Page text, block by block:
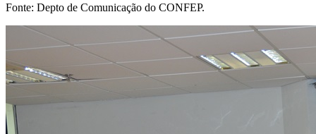
Fonte: Depto de Comunicação do CONFEP.